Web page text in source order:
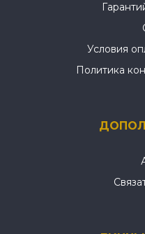
Условия
Политика